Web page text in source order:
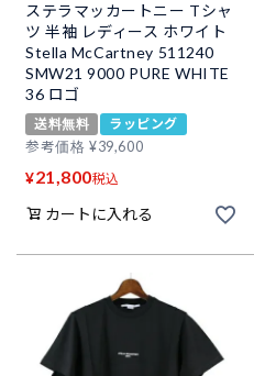
ステラマッカートニー Tシャ
ツ 半袖 レディース ホワイト
Stella McCartney 511240
SMW21 9000 PURE WHITE
36 ロゴ
送料無料
ラッピング
参考価格 ¥39,600
¥21,800税込
カートに入れる